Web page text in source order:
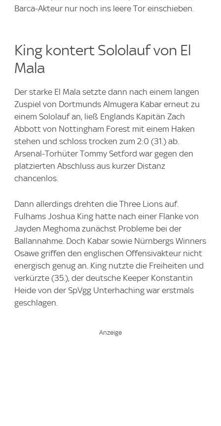
Barca-Akteur nur noch ins leere Tor einschieben.
King kontert Sololauf von El
Mala
Der starke El Mala setzte dann nach einem langen
Zuspiel von Dortmunds Almugera Kabar erneut zu
einem Sololauf an, ließ Englands Kapitän Zach
Abbott von Nottingham Forest mit einem Haken
stehen und schloss trocken zum 2:0 (31.) ab.
Arsenal-Torhüter Tommy Setford war gegen den
platzierten Abschluss aus kurzer Distanz
chancenlos.
Dann allerdings drehten die Three Lions auf.
Fulhams Joshua King hatte nach einer Flanke von
Jayden Meghoma zunächst Probleme bei der
Ballannahme. Doch Kabar sowie Nürnbergs Winners
Osawe griffen den englischen Offensivakteur nicht
energisch genug an. King nutzte die Freiheiten und
verkürzte (35.), der deutsche Keeper Konstantin
Heide von der SpVgg Unterhaching war erstmals
geschlagen.